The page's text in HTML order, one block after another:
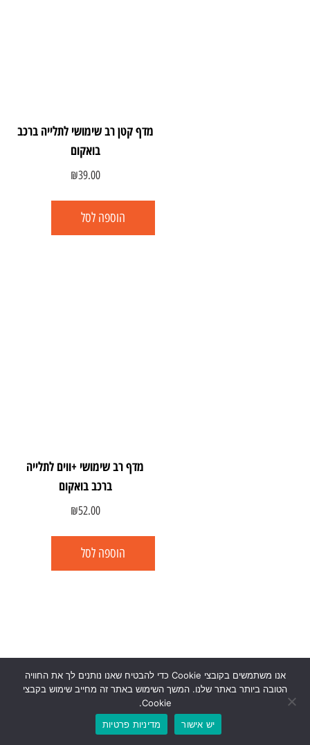
מדף קטן רב שימושי לתלייה ברכב
בואקום
₪39.00
הוספה לסל
מדף רב שימושי +ווים לתלייה
ברכב בואקום
₪52.00
הוספה לסל
אנו משתמשים בקובצי Cookie כדי להבטיח שאנו נותנים לך את החוויה
הטובה ביותר באתר שלנו. המשך השימוש באתר זה מחייב שימוש בקבצי
Cookie.
יש אישור
מדיניות פרטיות